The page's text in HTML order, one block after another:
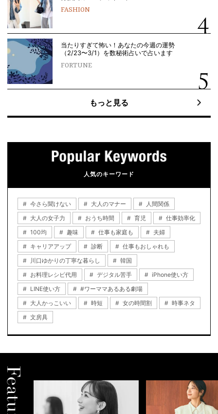
FASHION
当たりすぎて怖い！あなたの今週の運勢
（2/23〜3/1）を数秘術占いで占います
FORTUNE
もっと見る
人気のキーワード
今さら聞けない 大人のマナー
人間関係
大人の女子力
おうち時間 育児
仕事効率化
100均
趣味 仕事も家庭も
夫婦
キャリアアップ
診断
仕事もおしゃれも
川口ゆかりの丁寧な暮らし
韓国
お料理レシピ代用
デジタル苦手
iPhone使い方
LINE使い方
#ワーママあるある劇場
大人かっこいい
時短 女の時間割
時事ネタ
文房具